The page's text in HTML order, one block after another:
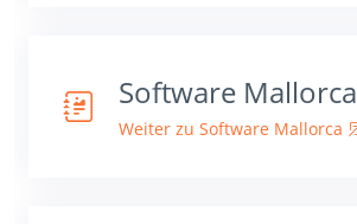
Software Mallorca
Weiter zu Software Mallorca